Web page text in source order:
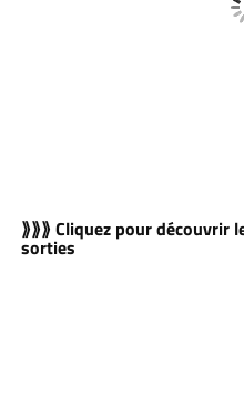
⟫⟫⟫ Cliquez pour découvrir
sorties